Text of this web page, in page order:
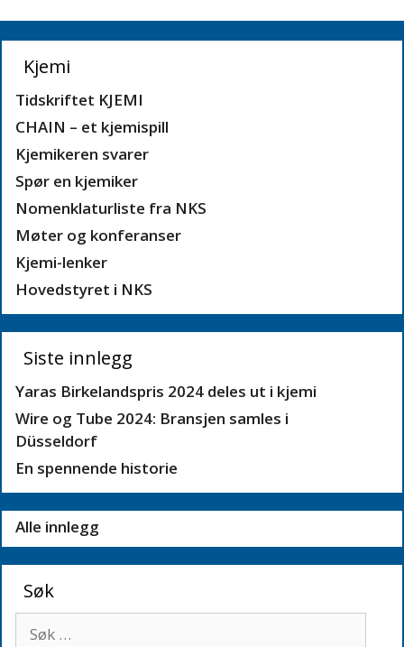
Kjemi
Tidskriftet KJEMI
CHAIN – et kjemispill
Kjemikeren svarer
Spør en kjemiker
Nomenklaturliste fra NKS
Møter og konferanser
Kjemi-lenker
Hovedstyret i NKS
Siste innlegg
Yaras Birkelandspris 2024 deles ut i kjemi
Wire og Tube 2024: Bransjen samles i
Düsseldorf
En spennende historie
Alle innlegg
Søk